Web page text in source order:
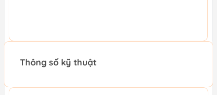
Thông số kỹ thuật